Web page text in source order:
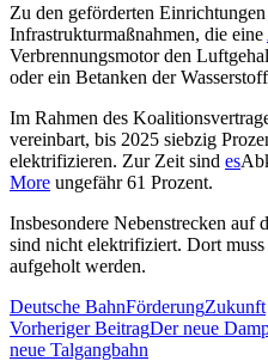
Zu den geförderten
Infrastrukturmaßnahmen, die eine
Verbrennungsmotor den
oder ein Betanken der
Im Rahmen des
vereinbart, bis 2025 siebzig
elektrifizieren. Zur Zeit sind es
More ungefähr 61 Prozent.
Insbesondere Nebenstrecken auf
sind nicht elektrifiziert. Dort muss
aufgeholt werden.
Deutsche BahnFörderungZukunft
Beitragsnavigation
Vorheriger BeitragDer neue
neue Talgangbahn